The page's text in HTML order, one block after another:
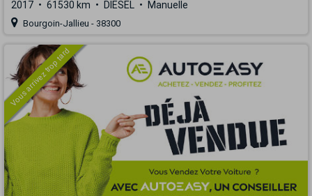
2017 61530 km DIESEL Manuelle
Bourgoin-Jallieu - 38300
Vous arrivez trop tard